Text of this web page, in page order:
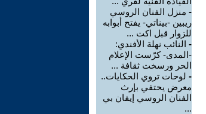
- منزل الفنان الروسي
ريبين -بيناتي- يفتح أبوابه
للزوار قبل اكت ...
- النائب نهلة الأفندي:
-المدى- كرّست الإعلام
الحر ورسخت ثقافة ...
- لوحات تروي الحكايات..
معرض يحتفي بإرث
الفنان الروسي إيفان بي
...